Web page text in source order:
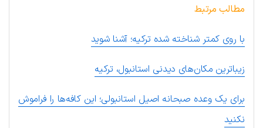
مطالب مرتبط
با روی کمتر شناخته شده ترکیه؛ آشنا شوید
زیباترین مکان‌های دیدنی استانبول، ترکیه
برای یک وعده صبحانه اصیل استانبولی؛ این کافه‌ها را فراموش
نکنید